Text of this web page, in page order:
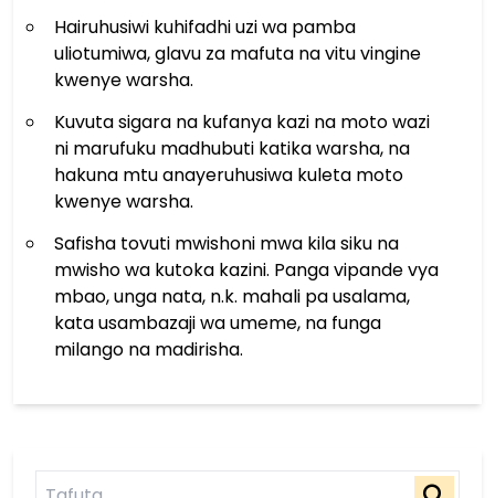
Hairuhusiwi kuhifadhi uzi wa pamba
uliotumiwa, glavu za mafuta na vitu vingine
kwenye warsha.
Kuvuta sigara na kufanya kazi na moto wazi
ni marufuku madhubuti katika warsha, na
hakuna mtu anayeruhusiwa kuleta moto
kwenye warsha.
Safisha tovuti mwishoni mwa kila siku na
mwisho wa kutoka kazini. Panga vipande vya
mbao, unga nata, n.k. mahali pa usalama,
kata usambazaji wa umeme, na funga
milango na madirisha.